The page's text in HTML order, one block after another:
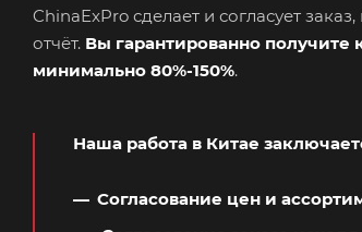
ChinaExPro сделает и согласует
отчёт. Вы гарантированно получите
минимально 80%-150%.
Наша работа в Китае
Согласование цен и